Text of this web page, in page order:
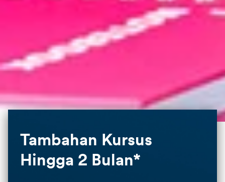
Tambahan Kursus
Hingga 2 Bulan*